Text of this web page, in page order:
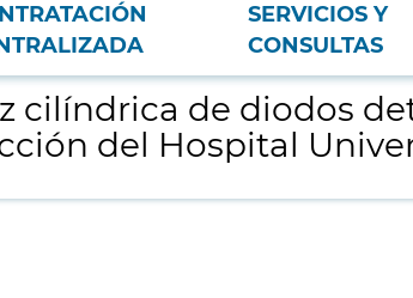
SERVICIOS Y
CONSULTAS
para el Servicio de Radiofísica y Radioprotección del
cilíndrica de diodos
del Hospital